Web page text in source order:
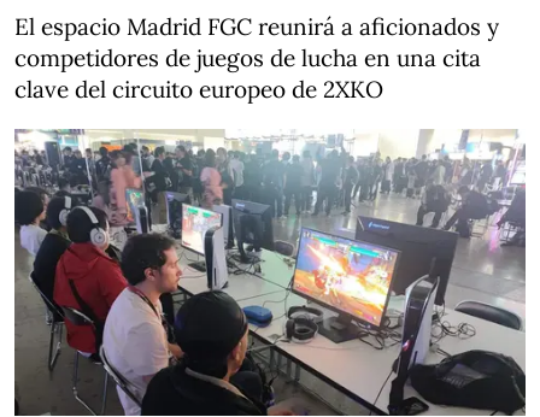
El espacio Madrid FGC reunirá a aficionados y
competidores de juegos de lucha en una cita
clave del circuito europeo de 2XKO